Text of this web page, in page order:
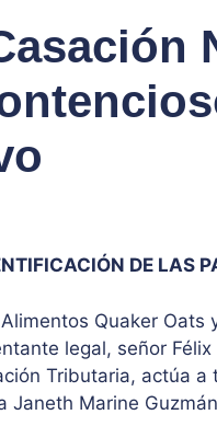
DE LAS
Quaker Oats
legal, señor
Tributaria, actúa
Janeth Marine